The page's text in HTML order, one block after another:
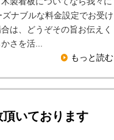
ナブルな料金設定でお受け
は、どうぞその旨お伝えく
さを活...
もっと読む
いております